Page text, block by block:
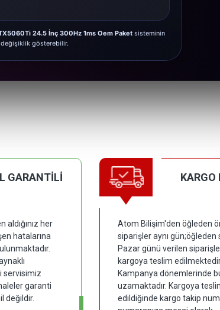
24.5 İnç 300Hz 1ms Oem Paket sisteminin
değişiklik gösterebilir.
GARANTİLİ
her
hatalarına
servisimiz
garanti
değildir.
Atom Bilişim'den öğleden
siparişler aynı gün;öğleden
Pazar günü verilen
kargoya teslim
Kampanya dönemlerinde
uzamaktadır. Kargoya
edildiğinde kargo takip